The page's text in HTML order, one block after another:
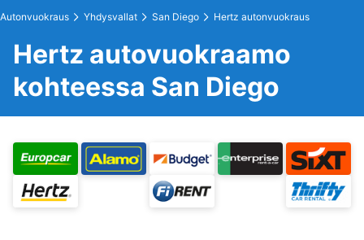
Autonvuokraus Yhdysvallat San Diego Hertz autonvuokraus
Hertz autovuokraamo
kohteessa San Diego